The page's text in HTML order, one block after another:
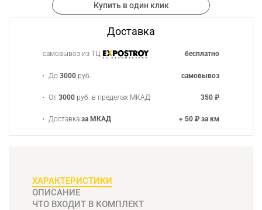
Купить в один клик
Доставка
самовывоз из ТЦ бесплатно
До3000 руб. самовывоз
От3000 руб. в пределах МКАД 350 ₽
Доставказа МКАД + 50 ₽ за км
ХАРАКТЕРИСТИКИ
ОПИСАНИЕ
ЧТО ВХОДИТ В КОМПЛЕКТ